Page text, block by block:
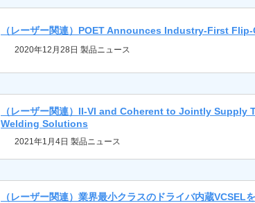
（レーザー関連）POET Announces Industry-First
2020年12月28日 製品ニュース
（レーザー関連）II-VI and Coherent to Jointly
Welding Solutions
2021年1月4日 製品ニュース
（レーザー関連）業界最小クラスのドライバ内蔵